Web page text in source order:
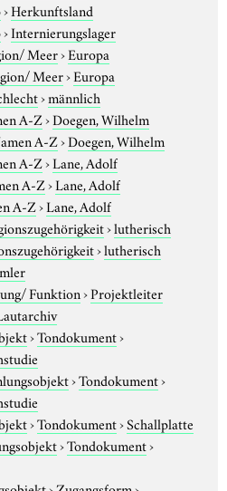
›Herkunftsland
›Internierungslager
Meer›Europa
Meer›Europa
›männlich
A-Z›Doegen, Wilhelm
A-Z›Doegen, Wilhelm
A-Z›Lane, Adolf
A-Z›Lane, Adolf
A-Z›Lane, Adolf
›lutherisch
›lutherisch
Funktion›Projektleiter
›Tondokument›
›Tondokument›
›Tondokument›Schallplatte
›Tondokument›